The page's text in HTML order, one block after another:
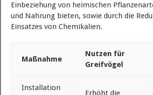
Einbeziehung von heimischen
und Nahrung bieten, sowie durch die
Einsatzes von Chemikalien.
Maßnahme
Nutzen für
Greifvögel
Installation
Erhöht die